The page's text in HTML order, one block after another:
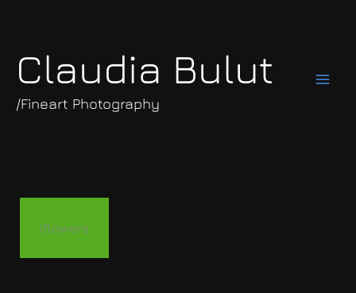
springen
Claudia Bulut
/Fineart Photography
/flowers